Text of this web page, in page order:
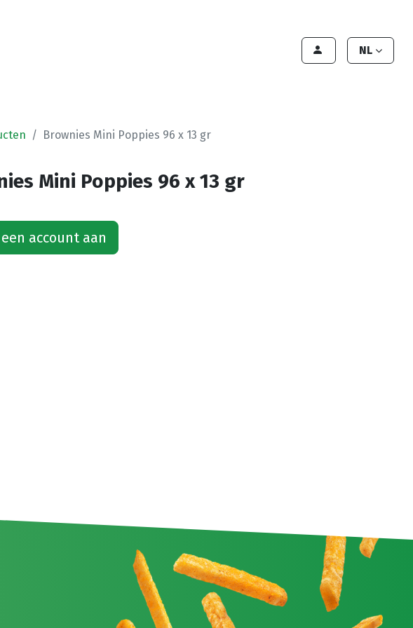
NL
Brownies Mini Poppies 96 x 13 gr
Mini Poppies 96 x 13 gr
account aan